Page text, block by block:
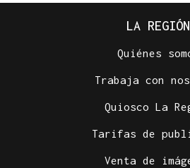
LA REGIÓN
Quiénes
Trabaja con
Quiosco La
Tarifas de
Venta de